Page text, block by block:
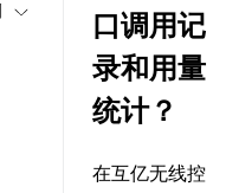
口调用记
录和用量
统计？
在互亿无线控